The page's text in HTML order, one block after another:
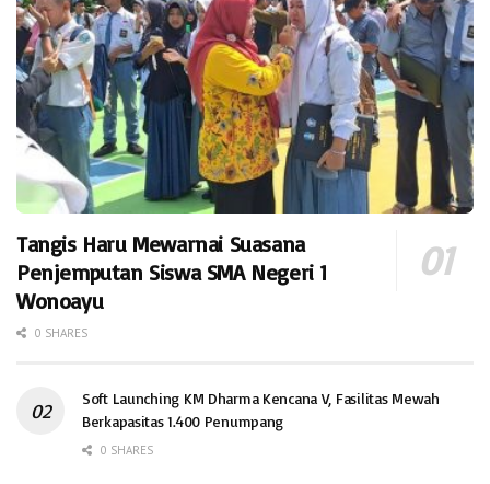
Tangis Haru Mewarnai Suasana
Penjemputan Siswa SMA Negeri 1
Wonoayu
0 SHARES
Soft Launching KM Dharma Kencana V, Fasilitas Mewah
Berkapasitas 1.400 Penumpang
0 SHARES